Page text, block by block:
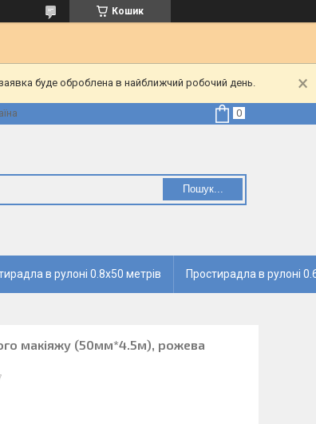
Кошик
буде оброблена в найближчий робочий день.
Пошук...
в рулоні 0.8х50 метрів Простирадла в рулоні
макіяжу (50мм*4.5м), рожева